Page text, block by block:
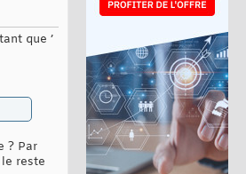
que ’
? Par
reste